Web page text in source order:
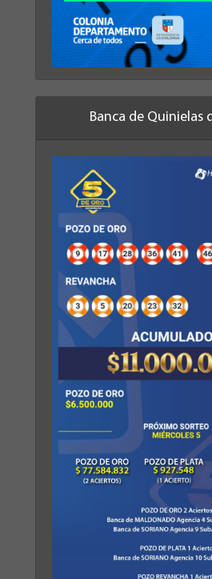
Banca de Quinielas